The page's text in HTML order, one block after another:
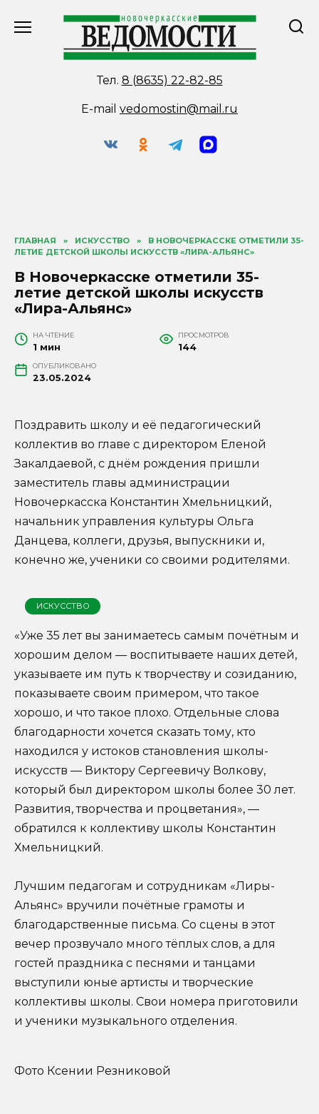
Тел. 8 (8635) 22-82-85
E-mail vedomostin@mail.ru
ГЛАВНАЯ » ИСКУССТВО »
В НОВОЧЕРКАССКЕ ОТМЕТИЛИ 35-
ЛЕТИЕ ДЕТСКОЙ ШКОЛЫ ИСКУССТВ «ЛИРА-АЛЬЯНС»
В Новочеркасске отметили 35-
летие детской школы искусств
«Лира-Альянс»
НА ЧТЕНИЕ
1 мин
ПРОСМОТРОВ
144
ОПУБЛИКОВАНО
23.05.2024
Поздравить школу и её педагогический
коллектив во главе с директором Еленой
Закалдаевой, с днём рождения пришли
заместитель главы администрации
Новочеркасска Константин Хмельницкий,
начальник управления культуры Ольга
Данцева, коллеги, друзья, выпускники и,
конечно же, ученики со своими родителями.
ИСКУССТВО
«Уже 35 лет вы занимаетесь самым почётным и
хорошим делом — воспитываете наших детей,
указываете им путь к творчеству и созиданию,
показываете своим примером, что такое
хорошо, и что такое плохо. Отдельные слова
благодарности хочется сказать тому, кто
находился у истоков становления школы-
искусств — Виктору Сергеевичу Волкову,
который был директором школы более 30 лет.
Развития, творчества и процветания», —
обратился к коллективу школы Константин
Хмельницкий.
Лучшим педагогам и сотрудникам «Лиры-
Альянс» вручили почётные грамоты и
благодарственные письма. Со сцены в этот
вечер прозвучало много тёплых слов, а для
гостей праздника с песнями и танцами
выступили юные артисты и творческие
коллективы школы. Свои номера приготовили
и ученики музыкального отделения.
Фото Ксении Резниковой